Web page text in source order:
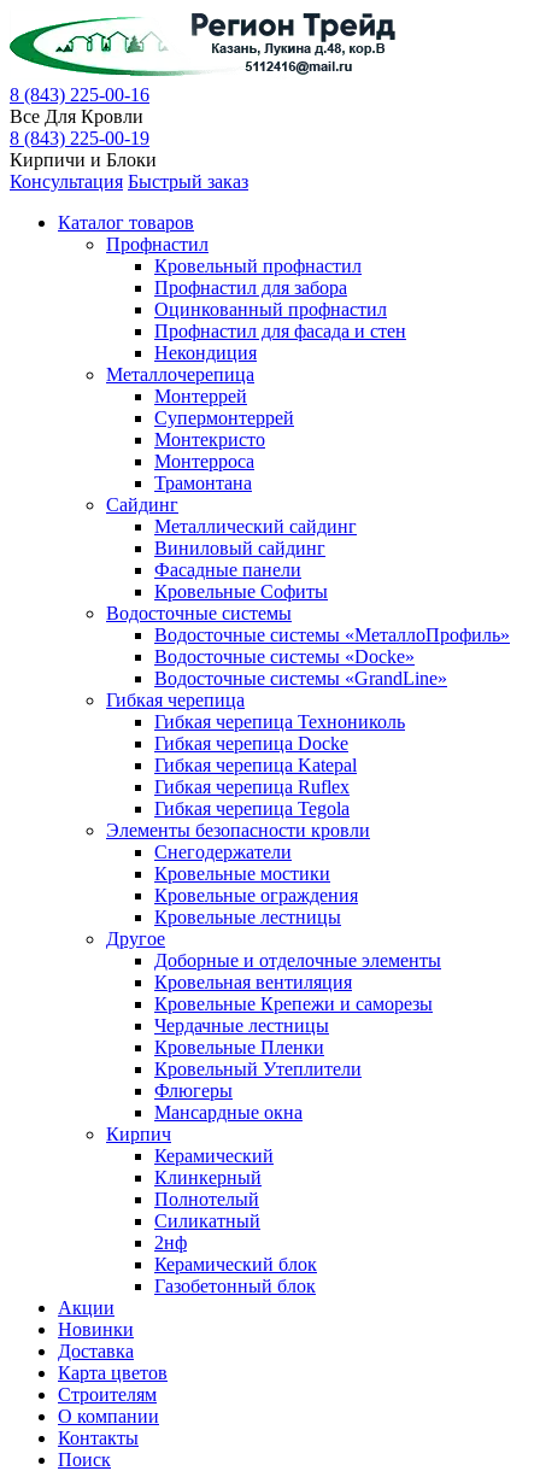
8 (843) 225-00-16
Все Для Кровли
8 (843) 225-00-19
Кирпичи и Блоки
Консультация Быстрый заказ
Каталог товаров
Профнастил
Кровельный профнастил
Профнастил для забора
Оцинкованный профнастил
Профнастил для фасада и стен
Некондиция
Металлочерепица
Монтеррей
Супермонтеррей
Монтекристо
Монтерроса
Трамонтана
Cайдинг
Металлический сайдинг
Виниловый сайдинг
Фасадные панели
Кровельные Софиты
Водосточные системы
Водосточные системы «МеталлоПрофиль»
Водосточные системы «Docke»
Водосточные системы «GrandLine»
Гибкая черепица
Гибкая черепица Технониколь
Гибкая черепица Docke
Гибкая черепица Katepal
Гибкая черепица Ruflex
Гибкая черепица Tegola
Элементы безопасности кровли
Снегодержатели
Кровельные мостики
Кровельные ограждения
Кровельные лестницы
Другое
Доборные и отделочные элементы
Кровельная вентиляция
Кровельные Крепежи и саморезы
Чердачные лестницы
Кровельные Пленки
Кровельный Утеплители
Флюгеры
Мансардные окна
Кирпич
Керамический
Клинкерный
Полнотелый
Силикатный
2нф
Керамический блок
Газобетонный блок
Акции
Новинки
Доставка
Карта цветов
Строителям
О компании
Контакты
Поиск